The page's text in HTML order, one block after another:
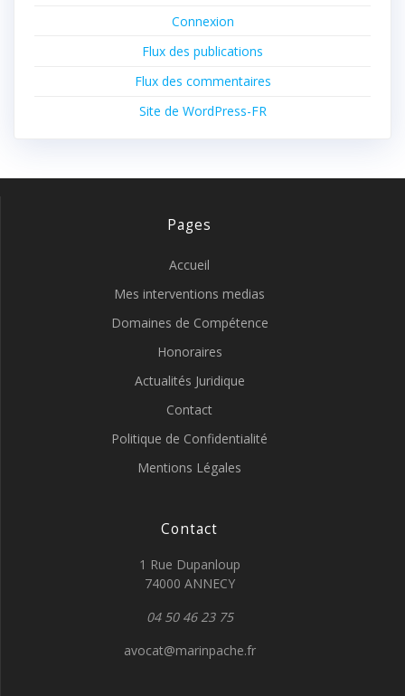
Connexion
Flux des publications
Flux des commentaires
Site de WordPress-FR
Pages
Accueil
Mes interventions medias
Domaines de Compétence
Honoraires
Actualités Juridique
Contact
Politique de Confidentialité
Mentions Légales
Contact
1 Rue Dupanloup
74000 ANNECY
04 50 46 23 75
avocat@marinpache.fr